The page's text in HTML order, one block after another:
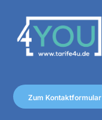
Zum Kontaktformular